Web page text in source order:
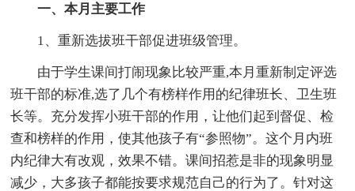
一、本月主要工作
1、重新选拔班干部促进班级管理。
由于学生课间打闹现象比较严重,本月重新制定评选
班干部的标准,选了几个有榜样作用的纪律班长、卫生班
长等。充分发挥小班干部的作用，让他们起到督促、检
查和榜样的作用，使其他孩子有“参照物”。这个月内班
内纪律大有改观，效果不错。课间招惹是非的现象明显
减少，大多孩子都能按要求规范自己的行为了。针对这